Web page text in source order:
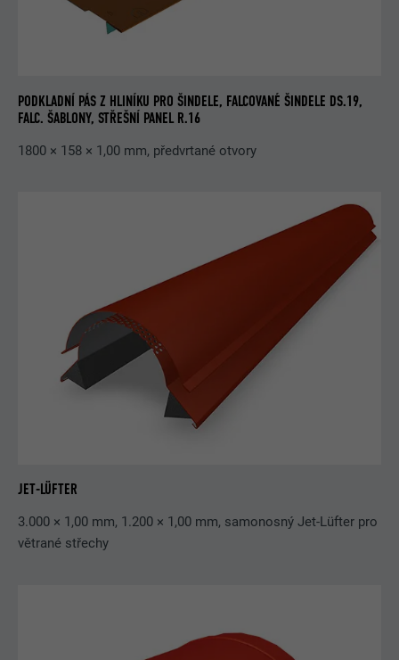
PODKLADNÍ PÁS Z HLINÍKU PRO ŠINDELE, FALCOVANÉ ŠINDELE DS.19,
FALC. ŠABLONY, STŘEŠNÍ PANEL R.16
1800 × 158 × 1,00 mm, předvrtané otvory
JET-LÜFTER
3.000 × 1,00 mm, 1.200 × 1,00 mm, samonosný Jet-Lüfter pro
větrané střechy